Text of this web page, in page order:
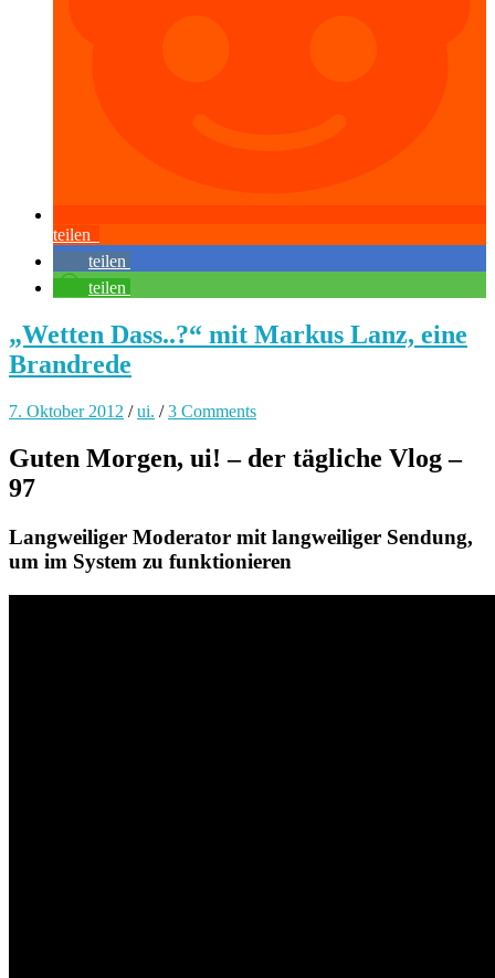
teilen
teilen
teilen
„Wetten Dass..?“ mit Markus Lanz, eine
Brandrede
7. Oktober 2012 /ui. /3 Comments
Guten Morgen, ui! – der tägliche Vlog –
97
Langweiliger Moderator mit langweiliger Sendung,
um im System zu funktionieren